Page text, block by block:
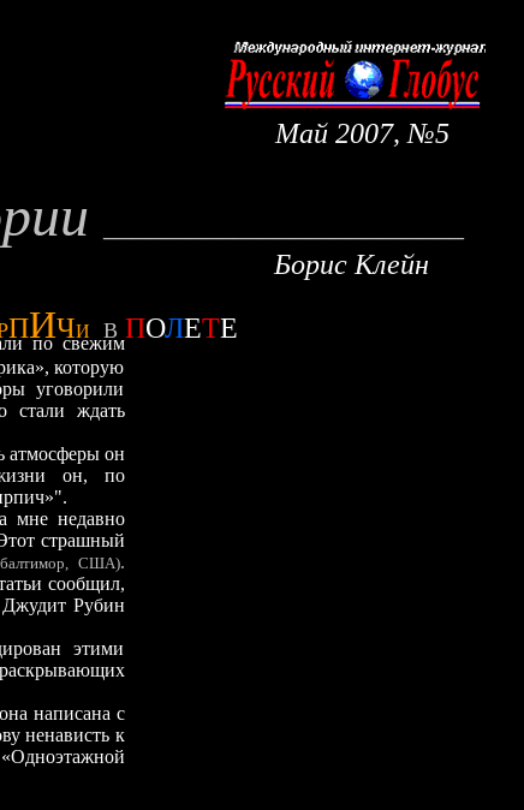
Май 2007, №5
Борис Клейн
ПИЧИ В ПОЛЕТЕ
по свежим
которую
уговорили
стали ждать
атмосферы он
он, по
".
недавно
страшный
США).
сообщил,
Рубин
этими
написана с
ненависть к